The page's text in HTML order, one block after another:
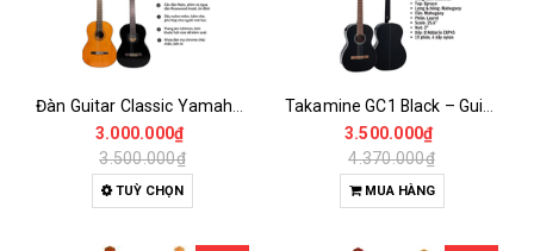
3.000.000₫
3.500.000₫
TUỲ CHỌN
3.500.000₫
4.370.000₫
MUA HÀNG